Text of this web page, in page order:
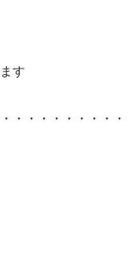
す
・・・・・・・・・